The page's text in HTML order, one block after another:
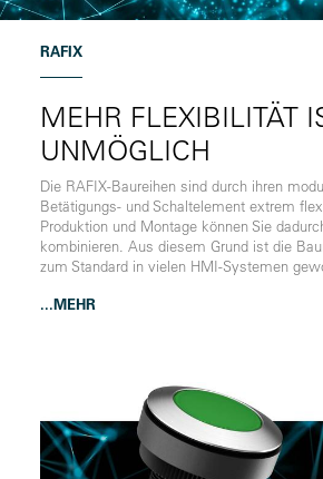
RAFIX
MEHR FLEXIBILITÄT
UNMÖGLICH
Die RAFIX-Baureihen sind durch ihren
Betätigungs- und Schaltelement extrem
Produktion und Montage können Sie
kombinieren. Aus diesem Grund ist die
zum Standard in vielen HMI-Systemen
...MEHR